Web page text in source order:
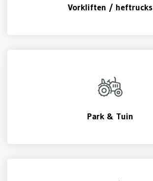
Vorkliften / heftrucks
Park & Tuin